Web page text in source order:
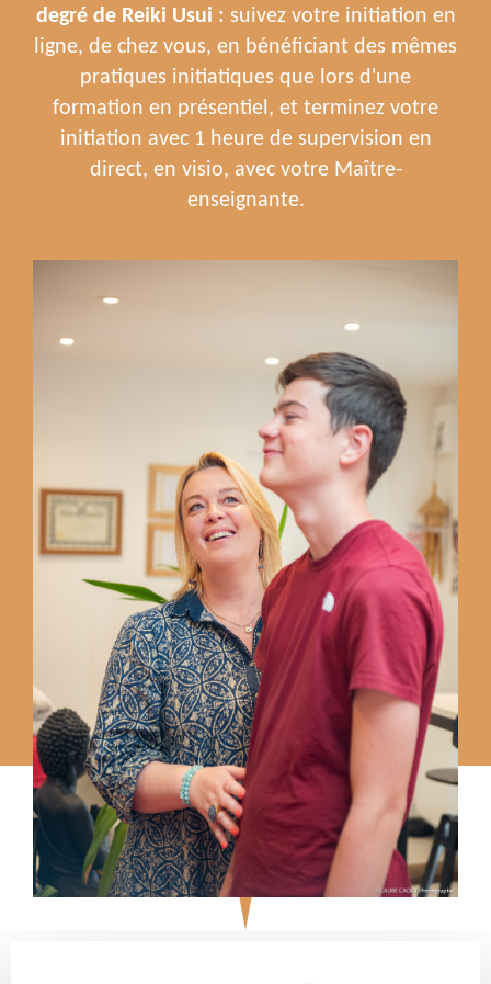
degré de Reiki Usui : suivez votre initiation en
ligne, de chez vous, en bénéficiant des mêmes
pratiques initiatiques que lors d'une
formation en présentiel, et terminez votre
initiation avec 1 heure de supervision en
direct, en visio, avec votre Maître-
enseignante.